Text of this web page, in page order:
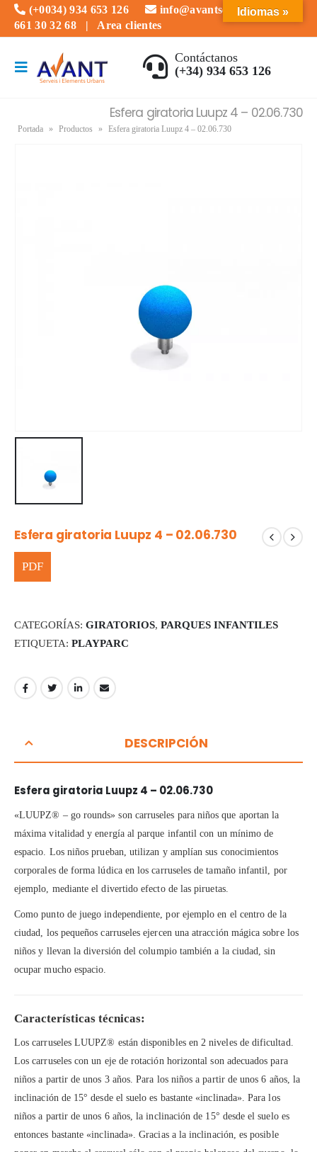
(+0034) 934 653 126
info@avantserveis.com
661 30 32 68 | Area clientes
Contáctanos
(+34) 934 653 126
Esfera giratoria Luupz 4 – 02.06.730
Portada » Productos » Esfera giratoria Luupz 4 – 02.06.730
Esfera giratoria Luupz 4 – 02.06.730
CATEGORÍAS: GIRATORIOS, PARQUES INFANTILES
ETIQUETA: PLAYPARC
DESCRIPCIÓN
Esfera giratoria Luupz 4 – 02.06.730
«LUUPZ® – go rounds» son carruseles para niños que aportan la
máxima vitalidad y energía al parque infantil con un mínimo de
espacio. Los niños prueban, utilizan y amplían sus conocimientos
corporales de forma lúdica en los carruseles de tamaño infantil, por
ejemplo, mediante el divertido efecto de las piruetas.
Como punto de juego independiente, por ejemplo en el centro de la
ciudad, los pequeños carruseles ejercen una atracción mágica sobre los
niños y llevan la diversión del columpio también a la ciudad, sin
ocupar mucho espacio.
Características técnicas:
Los carruseles LUUPZ® están disponibles en 2 niveles de dificultad.
Los carruseles con un eje de rotación horizontal son adecuados para
niños a partir de unos 3 años. Para los niños a partir de unos 6 años, la
inclinación de 15° desde el suelo es bastante «inclinada». Para los
niños a partir de unos 6 años, la inclinación de 15° desde el suelo es
entonces bastante «inclinada». Gracias a la inclinación, es posible
Idiomas »